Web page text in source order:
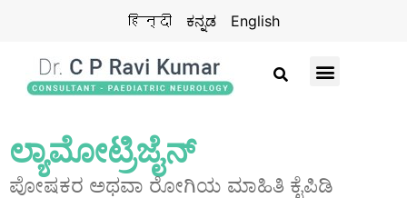
हिन्दी ಕನ್ನಡ English
ಲ್ಯಾಮೋಟ್ರಿಜೈನ್
ಪೋಷಕರ ಅಥವಾ ರೋಗಿಯ ಮಾಹಿತಿ ಕೈಪಿಡಿ